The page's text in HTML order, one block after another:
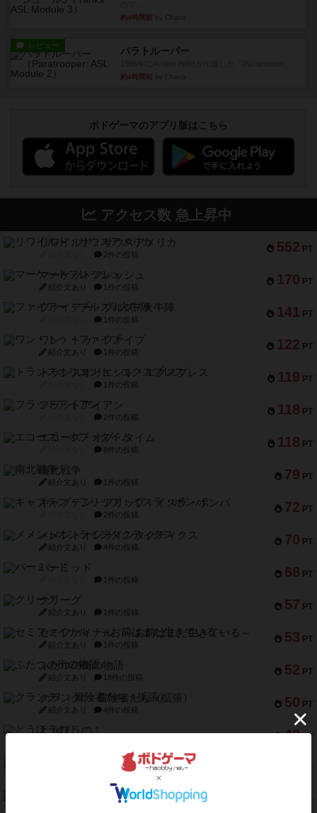
約4時間前
レビュー パラトルーパー
約4時間前
ボドゲーマのアプリ版はこちら
アクセス数 急上昇中
552 PT
リワイルド：サウスアメリカ
2件の投稿
170 PT
マーケットフレッシュ
紹介文あり 1件の投稿
141 PT
ファイアー・ブルズ / 火牛陣
1件の投稿
122 PT
ワン・トゥ・ファイブ
紹介文あり 1件の投稿
119 PT
トランスオリエント・エクスプレス
1件の投稿
118 PT
フラットアイアン
2件の投稿
118 PT
エコーズ・オブ・タイム
8件の投稿
79 PT
南北戦争
紹介文あり 1件の投稿
72 PT
キャプテン・フリップ：イスラ・ボンバ
2件の投稿
70 PT
メメントオンラインタクティクス
紹介文あり 4件の投稿
68 PT
パーミッド
1件の投稿
57 PT
クリーグ
紹介文あり 1件の投稿
53 PT
セミファイナル ～お前はまだ生きている～
紹介文あり 1件の投稿
52 PT
ふたつの街の物語
紹介文あり 18件の投稿
50 PT
クランク! ：冒険者たち（拡張）
紹介文あり 4件の投稿
42 PT
とうほうの！
PT
スターマイン・ラミー ポケット
2件の投稿
PT